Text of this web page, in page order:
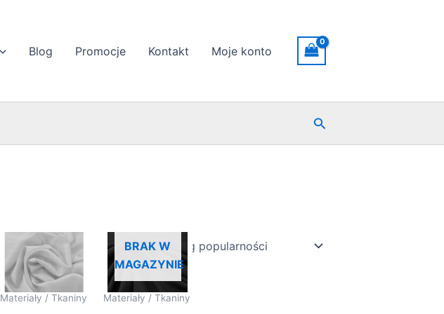
Blog Promocje Kontakt Moje konto
Szukaj
Materiały / Tkaniny
BRAK W
MAGAZYNIE
Materiały / Tkaniny